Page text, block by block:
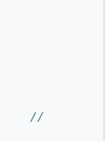
//